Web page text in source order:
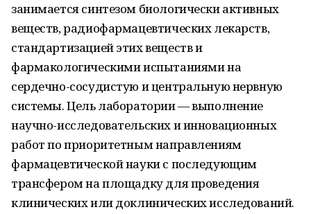
занимается синтезом биологически активных
веществ, радиофармацевтических лекарств,
стандартизацией этих веществ и
фармакологическими испытаниями на
сердечно-сосудистую и центральную нервную
системы. Цель лаборатории — выполнение
научно-исследовательских и инновационных
работ по приоритетным направлениям
фармацевтической науки с последующим
трансфером на площадку для проведения
клинических или доклинических исследований.